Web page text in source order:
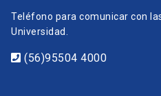
Teléfono para comunicar con
Universidad.
(56)95504 4000